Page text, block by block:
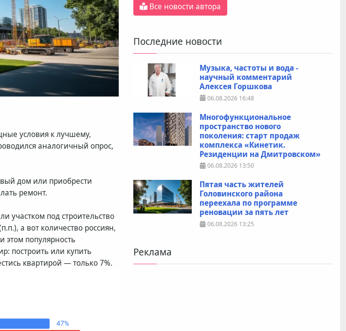
условия к лучшему,
аналогичный опрос,
дом или приобрести
ремонт.
участком под строительство
а вот количество россиян,
этом популярность
построить или купить
квартирой — только 7%.
Все новости автора
Последние новости
Музыка, частоты и вода -
научный комментарий
Алексея Горшкова
06.08.2026 16:48
Многофункциональное
пространство нового
поколения: старт продаж
комплекса «Кинетик.
Резиденции на Дмитровском»
06.08.2026 13:50
Пятая часть жителей
Головинского района
переехала по программе
реновации за пять лет
06.08.2026 13:25
Реклама